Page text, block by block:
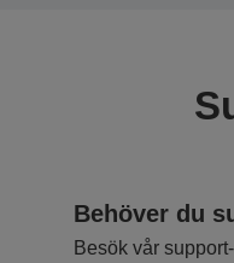
Behöver du
Besök vår